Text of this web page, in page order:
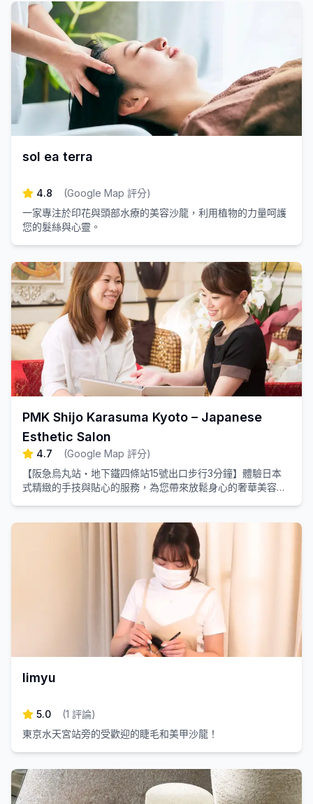
sol ea terra
4.8 (Google Map 評分)
一家專注於印花與頭部水療的美容沙龍，利用植物的力量呵護
您的髮絲與心靈。
PMK Shijo Karasuma Kyoto – Japanese
Esthetic Salon
4.7 (Google Map 評分)
【阪急烏丸站・地下鐵四條站15號出口步行3分鐘】體驗日本
式精緻的手技與貼心的服務，為您帶來放鬆身心的奢華美容療
limyu
5.0 (1 評論)
東京水天宮站旁的受歡迎的睫毛和美甲沙龍！